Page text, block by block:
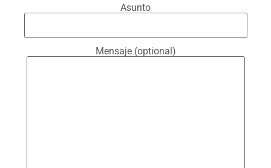
Asunto
Mensaje (optional)